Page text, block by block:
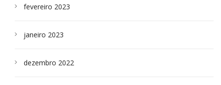
fevereiro 2023
janeiro 2023
dezembro 2022